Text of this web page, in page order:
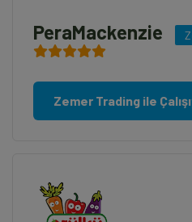
PeraMackenzie
Zemer Trading ile